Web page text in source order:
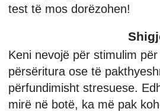
test të mos dorëzohen!
Keni nevojë për stimulim
përsëritura ose të
përfundimisht stresuese.
mirë në botë, ka më pak